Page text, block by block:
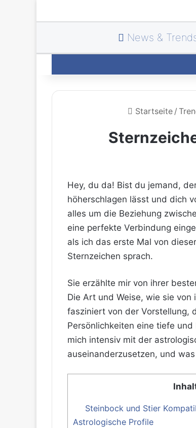
News &
Startseite /
Hey, du da! Bist du jemand,
höherschlagen lässt und dich
alles um die Beziehung
eine perfekte Verbindung
als ich das erste Mal von
Sternzeichen sprach.
Sie erzählte mir von ihrer
Die Art und Weise, wie sie
fasziniert von der Vorstellung,
Persönlichkeiten eine tiefe
mich intensiv mit der
auseinanderzusetzen, und
Steinbock und Stier
Astrologische Profile